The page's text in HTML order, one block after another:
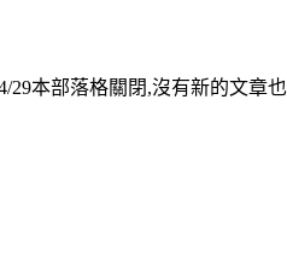
本部落格關閉,沒有新的文章